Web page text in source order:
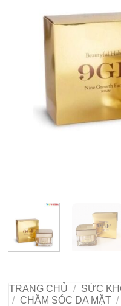
TRANG CHỦ / SỨC
/
CHĂM SÓC DA MẶT /